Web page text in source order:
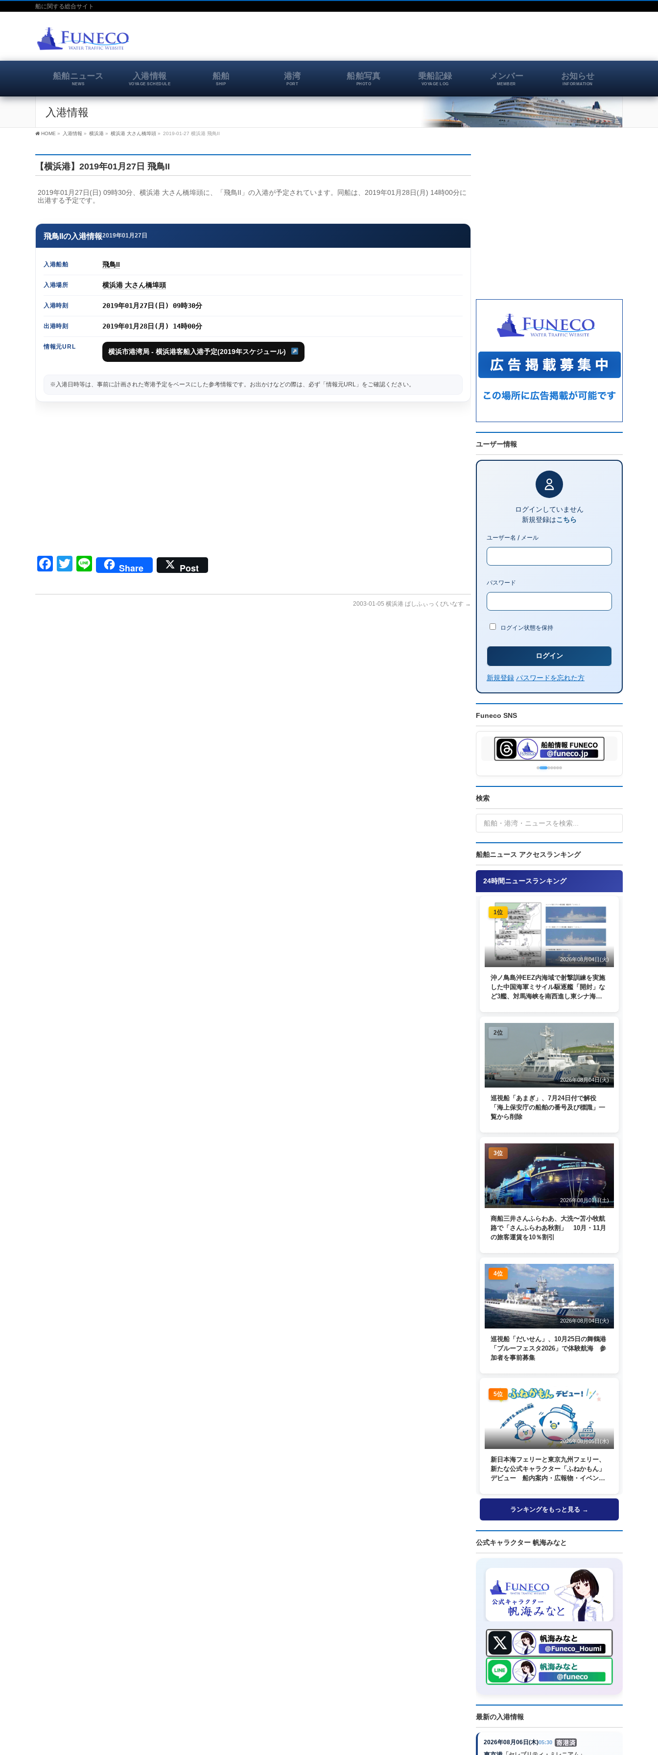
船に関する総合サイト
船舶ニュース
NEWS
入港情報
VOYAGE SCHEDULE
船舶
SHIP
港湾
PORT
船舶写真
PHOTO
乗船記録
VOYAGE LOG
メンバー
MEMBER
お知らせ
INFORMATION
入港情報
HOME » 入港情報 » 横浜港 » 横浜港 大さん橋埠頭 » 2019-01-27 横浜港 飛鳥II
【横浜港】2019年01月27日 飛鳥II
2019年01月27日(日) 09時30分、横浜港 大さん橋埠頭に、「飛鳥II」の入港が予定されています。同船は、2019年01月28日(月) 14時00分に
出港する予定です。
飛鳥IIの入港情報2019年01月27日
入港船舶 飛鳥II
入港場所 横浜港 大さん橋埠頭
入港時刻 2019年01月27日(日) 09時30分
出港時刻 2019年01月28日(月) 14時00分
情報元URL
横浜市港湾局 - 横浜港客船入港予定(2019年スケジュール)
※入港日時等は、事前に計画された寄港予定をベースにした参考情報です。お出かけなどの際は、必ず「情報元URL」をご確認ください。
Facebook
Twitter
LineShare Post
2003-01-05 横浜港 ぱしふぃっくびいなす →
ユーザー情報
ログインしていません
新規登録はこちら
ユーザー名 / メール
パスワード
ログイン状態を保持
新規登録 パスワードを忘れた方
Funeco SNS
検索
船舶ニュース アクセスランキング
24時間ニュースランキング
1位
2026年08月04日(火)
沖ノ鳥島沖EEZ内海域で射撃訓練を実施
した中国海軍ミサイル駆逐艦「開封」な
ど3艦、対馬海峡を南西進し東シナ海
2位
2026年08月04日(火)
巡視船「あまぎ」、7月24日付で解役
「海上保安庁の船舶の番号及び標識」一
覧から削除
3位
2026年08月01日(土)
商船三井さんふらわあ、大洗〜苫小牧航
路で「さんふらわあ秋割」 10月・11月
の旅客運賃を10％割引
4位
2026年08月04日(火)
巡視船「だいせん」、10月25日の舞鶴港
「ブルーフェスタ2026」で体験航海 参
加者を事前募集
5位
2026年08月05日(水)
新日本海フェリーと東京九州フェリー、
新たな公式キャラクター「ふねかもん」
デビュー 船内案内・広報物・イベン
ランキングをもっと見る →
公式キャラクター 帆海みなと
最新の入港情報
2026年08月06日(木)05:30